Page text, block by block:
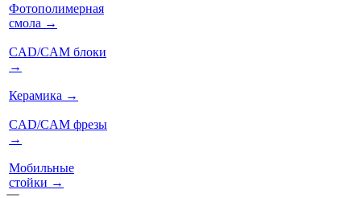
Фотополимерная
смола →
CAD/CAM блоки
→
Керамика →
CAD/CAM фрезы
→
Мобильные
стойки →